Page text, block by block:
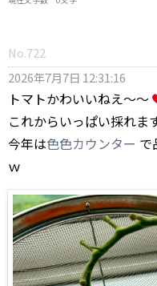
No.722
2026年7月7日 12:31:16
トマトかわいいねえ〜〜
これからいっぱい採れま
今年は色色カウンター で
ｗ